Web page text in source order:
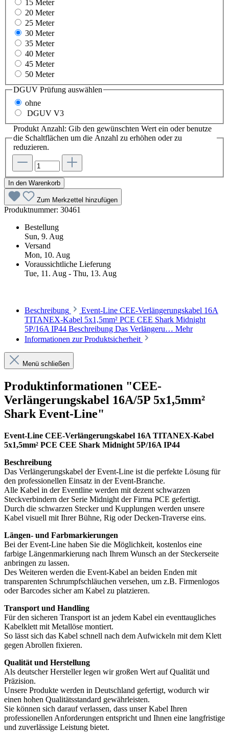
15 Meter
20 Meter
25 Meter
30 Meter
35 Meter
40 Meter
45 Meter
50 Meter
DGUV Prüfung auswählen
ohne
DGUV V3
Produkt Anzahl: Gib den gewünschten Wert ein oder benutze
die Schaltflächen um die Anzahl zu erhöhen oder zu
reduzieren.
In den Warenkorb
Zum Merkzettel hinzufügen
Produktnummer: 30461
Bestellung
Sun, 9. Aug
Versand
Mon, 10. Aug
Voraussichtliche Lieferung
Tue, 11. Aug - Thu, 13. Aug
Beschreibung
Event-Line CEE-Verlängerungskabel 16A
TITANEX-Kabel 5x1,5mm² PCE CEE Shark Midnight
5P/16A IP44 Beschreibung Das Verlängeru… Mehr
Informationen zur Produktsicherheit
Menü schließen
Produktinformationen "CEE-
Verlängerungskabel 16A/5P 5x1,5mm²
Shark Event-Line"
Event-Line CEE-Verlängerungskabel 16A TITANEX-Kabel
5x1,5mm² PCE CEE Shark Midnight 5P/16A IP44
Beschreibung
Das Verlängerungskabel der Event-Line ist die perfekte Lösung für
den professionellen Einsatz in der Event-Branche.
Alle Kabel in der Eventline werden mit dezent schwarzen
Steckverbindern der Serie Midnight der Firma PCE gefertigt.
Durch die schwarzen Stecker und Kupplungen werden unsere
Kabel visuell mit Ihrer Bühne, Rig oder Decken-Traverse eins.
Längen- und Farbmarkierungen
Bei der Event-Line haben Sie die Möglichkeit, kostenlos eine
farbige Längenmarkierung nach Ihrem Wunsch an der Steckerseite
anbringen zu lassen.
Des Weiteren werden die Event-Kabel an beiden Enden mit
transparenten Schrumpfschläuchen versehen, um z.B. Firmenlogos
oder Barcodes sicher am Kabel zu platzieren.
Transport und Handling
Für den sicheren Transport ist an jedem Kabel ein eventtaugliches
Kabelklett mit Metallöse montiert.
So lässt sich das Kabel schnell nach dem Aufwickeln mit dem Klett
gegen Abrollen fixieren.
Qualität und Herstellung
Als deutscher Hersteller legen wir großen Wert auf Qualität und
Präzision.
Unsere Produkte werden in Deutschland gefertigt, wodurch wir
einen hohen Qualitätsstandard gewährleisten.
Sie können sich darauf verlassen, dass unser Kabel Ihren
professionellen Anforderungen entspricht und Ihnen eine langfristige
und zuverlässige Leistung bietet.